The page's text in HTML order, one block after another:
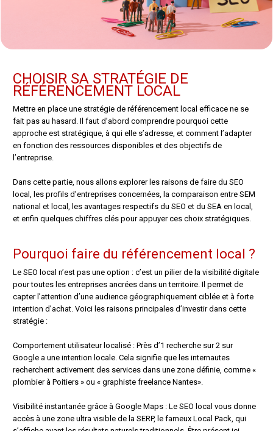
CHOISIR SA STRATÉGIE DE
RÉFÉRENCEMENT LOCAL
Mettre en place une stratégie de référencement local efficace ne se
fait pas au hasard. Il faut d’abord comprendre pourquoi cette
approche est stratégique, à qui elle s’adresse, et comment l’adapter
en fonction des ressources disponibles et des objectifs de
l’entreprise.
Dans cette partie, nous allons explorer les raisons de faire du SEO
local, les profils d’entreprises concernées, la comparaison entre SEM
national et local, les avantages respectifs du SEO et du SEA en local,
et enfin quelques chiffres clés pour appuyer ces choix stratégiques.
Pourquoi faire du référencement local ?
Le SEO local n’est pas une option : c’est un pilier de la visibilité digitale
pour toutes les entreprises ancrées dans un territoire. Il permet de
capter l’attention d’une audience géographiquement ciblée et à forte
intention d’achat. Voici les raisons principales d’investir dans cette
stratégie :
Comportement utilisateur localisé : Près d’1 recherche sur 2 sur
Google a une intention locale. Cela signifie que les internautes
recherchent activement des services dans une zone définie, comme «
plombier à Poitiers » ou « graphiste freelance Nantes».
Visibilité instantanée grâce à Google Maps : Le SEO local vous donne
accès à une zone ultra visible de la SERP, le fameux Local Pack, qui